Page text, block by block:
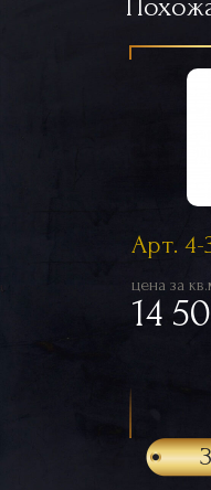
Арт. 4-
цена за
14